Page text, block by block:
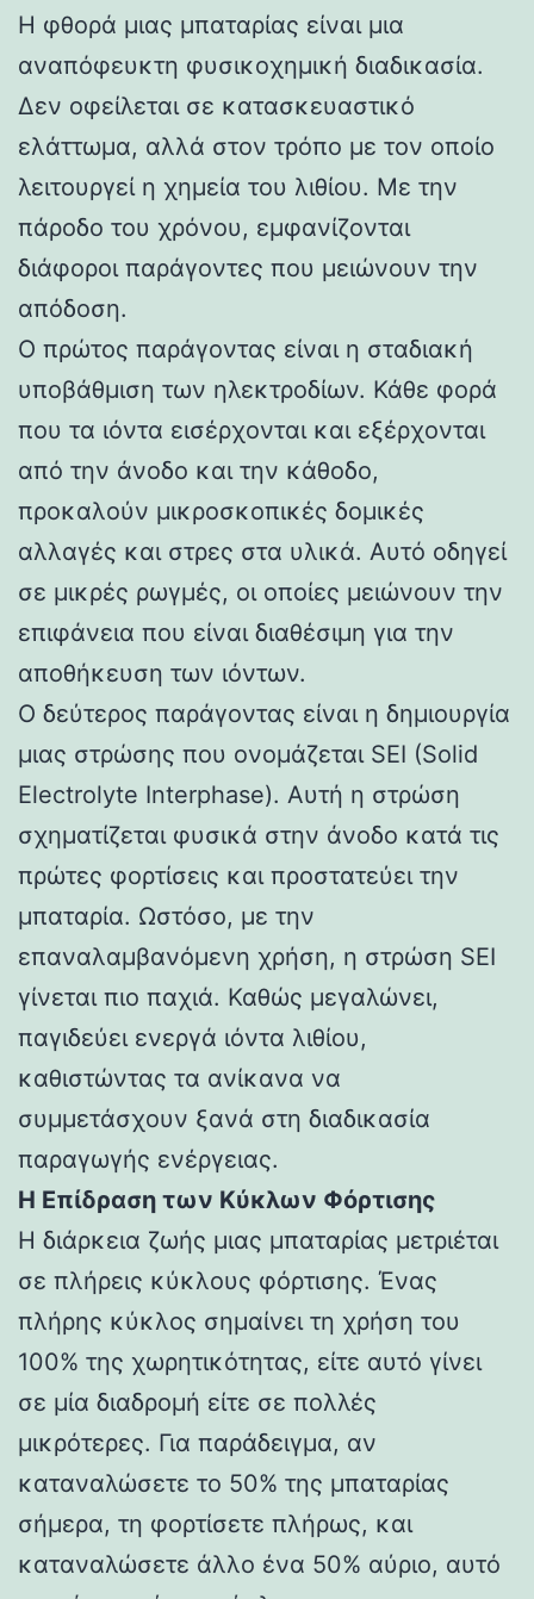
Η φθορά μιας μπαταρίας είναι μια
αναπόφευκτη φυσικοχημική διαδικασία.
Δεν οφείλεται σε κατασκευαστικό
ελάττωμα, αλλά στον τρόπο με τον οποίο
λειτουργεί η χημεία του λιθίου. Με την
πάροδο του χρόνου, εμφανίζονται
διάφοροι παράγοντες που μειώνουν την
απόδοση.
Ο πρώτος παράγοντας είναι η σταδιακή
υποβάθμιση των ηλεκτροδίων. Κάθε φορά
που τα ιόντα εισέρχονται και εξέρχονται
από την άνοδο και την κάθοδο,
προκαλούν μικροσκοπικές δομικές
αλλαγές και στρες στα υλικά. Αυτό οδηγεί
σε μικρές ρωγμές, οι οποίες μειώνουν την
επιφάνεια που είναι διαθέσιμη για την
αποθήκευση των ιόντων.
Ο δεύτερος παράγοντας είναι η δημιουργία
μιας στρώσης που ονομάζεται SEI (Solid
Electrolyte Interphase). Αυτή η στρώση
σχηματίζεται φυσικά στην άνοδο κατά τις
πρώτες φορτίσεις και προστατεύει την
μπαταρία. Ωστόσο, με την
επαναλαμβανόμενη χρήση, η στρώση SEI
γίνεται πιο παχιά. Καθώς μεγαλώνει,
παγιδεύει ενεργά ιόντα λιθίου,
καθιστώντας τα ανίκανα να
συμμετάσχουν ξανά στη διαδικασία
παραγωγής ενέργειας.
Η Επίδραση των Κύκλων Φόρτισης
Η διάρκεια ζωής μιας μπαταρίας μετριέται
σε πλήρεις κύκλους φόρτισης. Ένας
πλήρης κύκλος σημαίνει τη χρήση του
100% της χωρητικότητας, είτε αυτό γίνει
σε μία διαδρομή είτε σε πολλές
μικρότερες. Για παράδειγμα, αν
καταναλώσετε το 50% της μπαταρίας
σήμερα, τη φορτίσετε πλήρως, και
καταναλώσετε άλλο ένα 50% αύριο, αυτό